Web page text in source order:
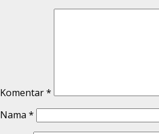
Komentar*
Nama *